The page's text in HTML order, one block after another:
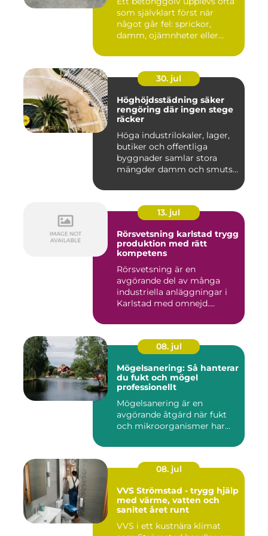
som självklart först när
något går fel: sprickor,
damm, ojämnheter eller...
30. jul
Höghöjdsstädning säker
rengöring där ingen stege
räcker
Höga industrilokaler, lager,
butiker och offentliga
byggnader samlar stora
mängder damm och smuts
13. jul
Rörsvetsning karlstad trygg
produktion med rätt
kompetens
Rörsvetsning är en
avgörande del av många
industriella anläggningar i
Karlstad med omnejd.
08. jul
Mögelsanering: Så hanterar
du fukt och mögel
professionellt
Mögelsanering är en
avgörande åtgärd när fukt
och mikroorganismer har...
08. jul
VVS Strömstad - trygg hjälp
med värme, vatten och
sanitet året runt
VVS i ett kustnära klimat